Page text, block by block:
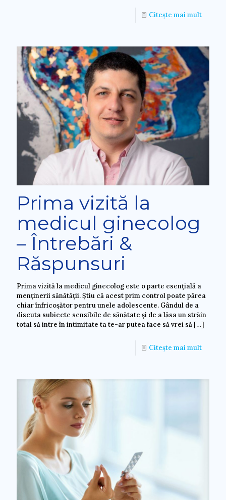
Citește mai mult
Prima vizită la
medicul ginecolog
– Întrebări &
Răspunsuri
Prima vizită la medicul ginecolog este o parte esențială a
menținerii sănătății. Știu că acest prim control poate părea
chiar înfricoșător pentru unele adolescente. Gândul de a
discuta subiecte sensibile de sănătate și de a lăsa un străin
total să intre în intimitate ta te-ar putea face să vrei să […]
Citește mai mult